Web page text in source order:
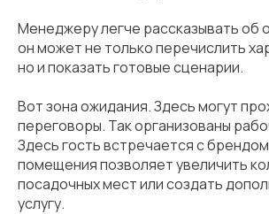
Менеджеру легче рассказывать об
он может не только перечислить
но и показать готовые сценарии.
Вот зона ожидания. Здесь могут
переговоры. Так организованы
Здесь гость встречается с
помещения позволяет увеличить
посадочных мест или создать
услугу.